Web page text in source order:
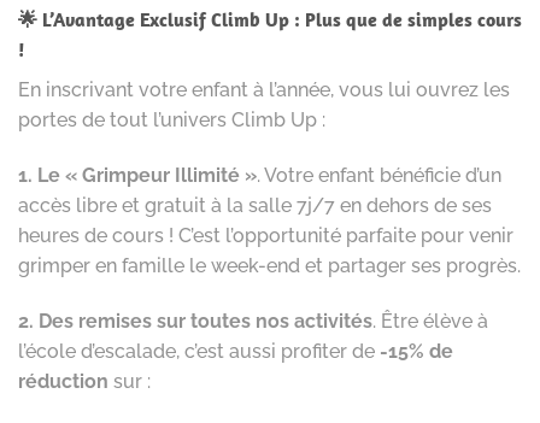
🌟 L’Avantage Exclusif Climb Up : Plus que de simples cours
!
En inscrivant votre enfant à l’année, vous lui ouvrez les
portes de tout l’univers Climb Up :
1. Le « Grimpeur Illimité ». Votre enfant bénéficie d’un
accès libre et gratuit à la salle 7j/7 en dehors de ses
heures de cours ! C’est l’opportunité parfaite pour venir
grimper en famille le week-end et partager ses progrès.
2. Des remises sur toutes nos activités. Être élève à
l’école d’escalade, c’est aussi profiter de -15% de
réduction sur :